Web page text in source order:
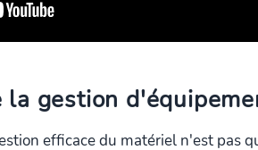
la gestion
efficace du matériel n'est pas